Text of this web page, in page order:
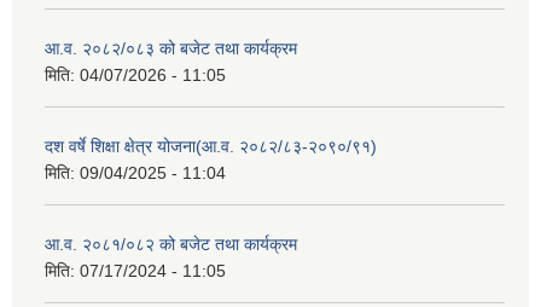
आ.व. २०८२/०८३ को बजेट तथा कार्यक्रम
मिति: 04/07/2026 - 11:05
दश वर्षे शिक्षा क्षेत्र योजना(आ.व. २०८२/८३-२०९०/९१)
मिति: 09/04/2025 - 11:04
आ.व. २०८१/०८२ को बजेट तथा कार्यक्रम
मिति: 07/17/2024 - 11:05